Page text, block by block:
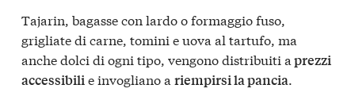
Tajarin, bagasse con lardo o formaggio fuso,
grigliate di carne, tomini e uova al tartufo, ma
anche dolci di ogni tipo, vengono distribuiti a prezzi
accessibili e invogliano a riempirsi la pancia